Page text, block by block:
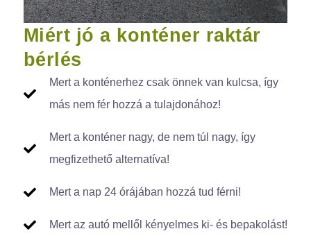
Miért jó a konténer raktár
bérlés
Mert a konténerhez csak önnek van kulcsa, így
más nem fér hozzá a tulajdonához!
Mert a konténer nagy, de nem túl nagy, így
megfizethető alternatíva!
Mert a nap 24 órájában hozzá tud férni!
Mert az autó mellől kényelmes ki- és bepakolást!